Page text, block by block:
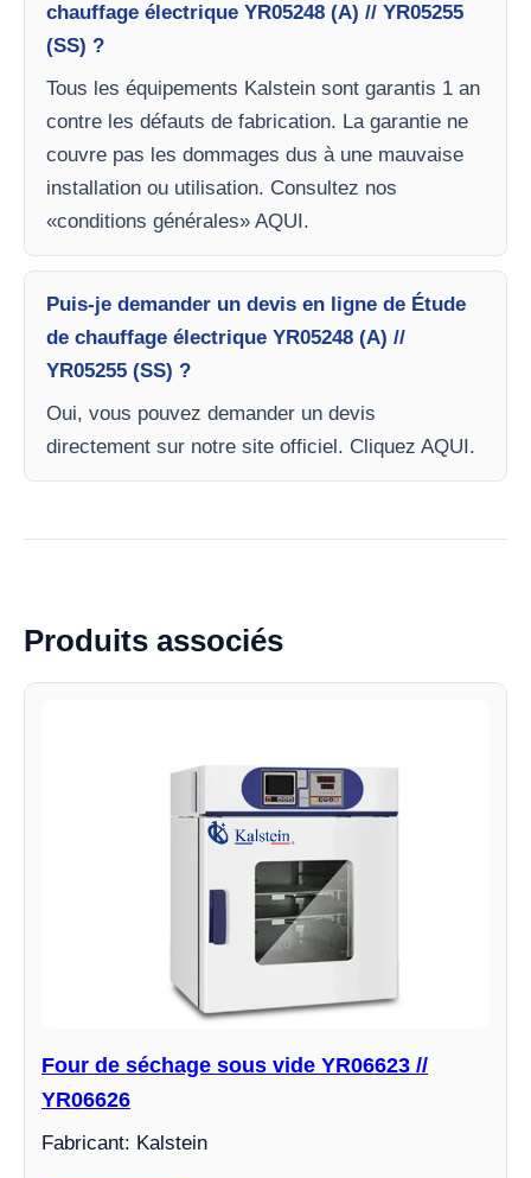
chauffage électrique YR05248 (A) // YR05255
(SS) ?
Tous les équipements Kalstein sont garantis 1 an
contre les défauts de fabrication. La garantie ne
couvre pas les dommages dus à une mauvaise
installation ou utilisation. Consultez nos
«conditions générales» AQUI.
Puis-je demander un devis en ligne de Étude
de chauffage électrique YR05248 (A) //
YR05255 (SS) ?
Oui, vous pouvez demander un devis
directement sur notre site officiel. Cliquez AQUI.
Produits associés
Four de séchage sous vide YR06623 //
YR06626
Fabricant: Kalstein